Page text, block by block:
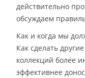
действительно
обсуждаем
Как и когда мы
Как сделать
коллекций более
эффективнее